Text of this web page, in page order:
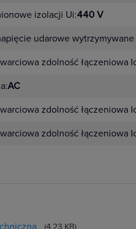
izolacji Ui:440 V
udarowe wytrzymywane
zdolność łączeniowa
AC
zdolność łączeniowa
zdolność
(4.23 KB)